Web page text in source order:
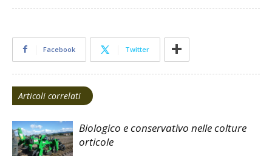
Facebook Twitter
Articoli correlati
Biologico e conservativo nelle colture
orticole